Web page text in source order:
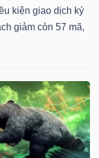
kiện giao dịch ký
giảm còn 57 mã,